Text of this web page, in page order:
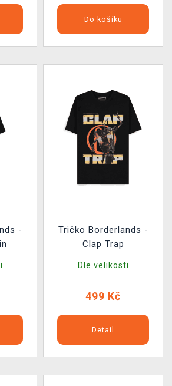
Do košíku
-
Tričko Borderlands -
Clap Trap
Dle velikosti
499 Kč
Detail